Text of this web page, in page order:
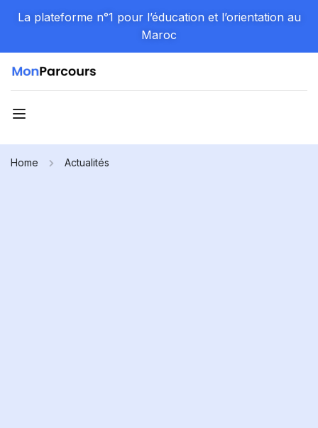
La plateforme n°1 pour l’éducation et l’orientation au
Maroc
Home Actualités